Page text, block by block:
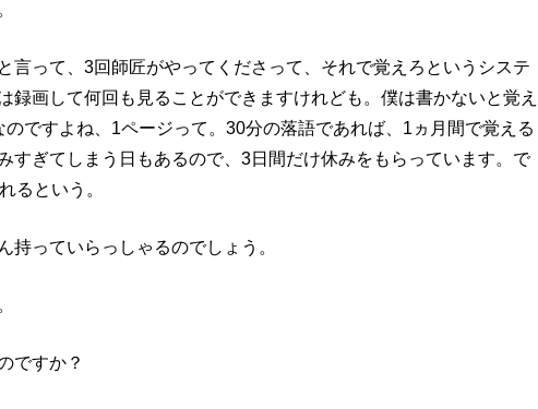
言って、3回師匠がやってくださって、それで覚えろというシステ
録画して何回も見ることができますけれども。僕は書かないと覚え
ですよね、1ページって。30分の落語であれば、1ヵ月間で覚える
すぎてしまう日もあるので、3日間だけ休みをもらっています。で
るという。
持っていらっしゃるのでしょう。
ですか？